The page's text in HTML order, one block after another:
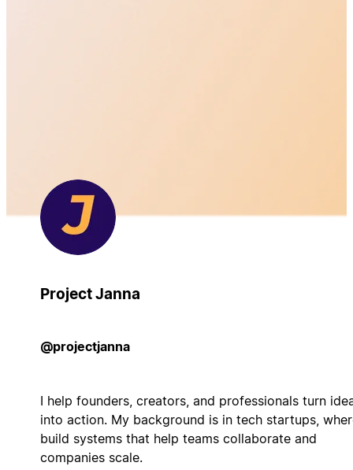
Project Janna
@projectjanna
I help founders, creators, and professionals turn
into action. My background is in tech startups,
build systems that help teams collaborate and
companies scale.